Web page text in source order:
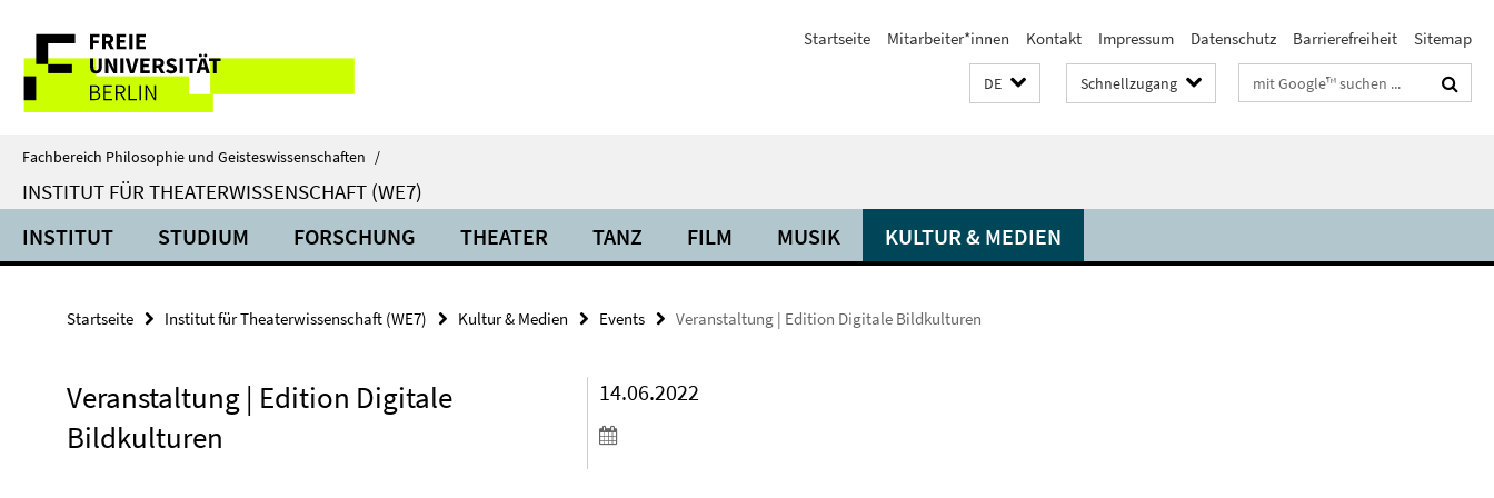
direkt
Inhalt
Service-
Navigation
Startseite Mitarbeiter*innen Kontakt Impressum Datenschutz Barrierefreiheit Sitemap
DE Schnellzugang Suchbegriffe
Fachbereich Philosophie und Geisteswissenschaften /
INSTITUT FÜR THEATERWISSENSCHAFT (WE7)
INSTITUT STUDIUM FORSCHUNG THEATER TANZ FILM MUSIK KULTUR & MEDIEN
Startseite Institut für Theaterwissenschaft (WE7) Kultur & Medien Events Veranstaltung | Edition Digitale Bildkulturen
Veranstaltung | Edition Digitale
Bildkulturen
14.06.2022